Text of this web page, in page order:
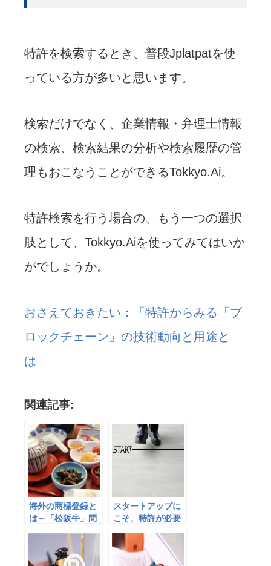
特許を検索するとき、普段Jplatpatを使
っている方が多いと思います。
検索だけでなく、企業情報・弁理士情報
の検索、検索結果の分析や検索履歴の管
理もおこなうことができるTokkyo.Ai。
特許検索を行う場合の、もう一つの選択
肢として、Tokkyo.Aiを使ってみてはいか
がでしょうか。
おさえておきたい：「特許からみる「ブ
ロックチェーン」の技術動向と用途と
は」
関連記事:
海外の商標登録と
は～「松阪牛」問
スタートアップに
こそ、特許が必要